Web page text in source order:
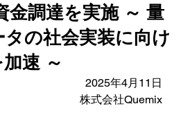
金調達を実施 ～ 量
の社会実装に向け
速 ～
2025年4月11日
株式会社Quemix